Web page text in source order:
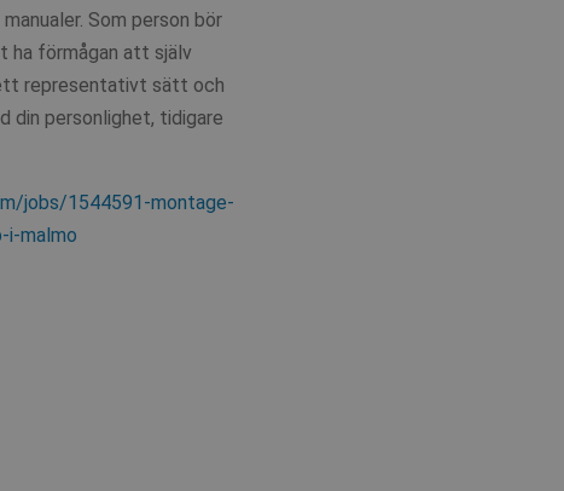
Som person bör
ha förmågan att själv
representativt sätt och
din personlighet, tidigare
jobs/1544591-montage-
i-malmo